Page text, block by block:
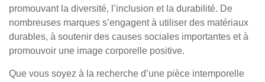
promouvant la diversité, l’inclusion et la durabilité. De
nombreuses marques s’engagent à utiliser des matériaux
durables, à soutenir des causes sociales importantes et à
promouvoir une image corporelle positive.
Que vous soyez à la recherche d’une pièce intemporelle